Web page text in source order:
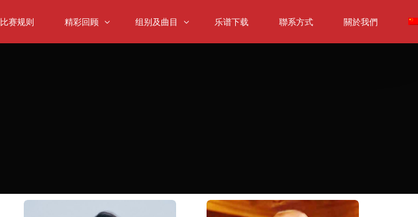
比赛规则 精彩回顾 组别及曲目 乐谱下载 聯系方式 關於我們